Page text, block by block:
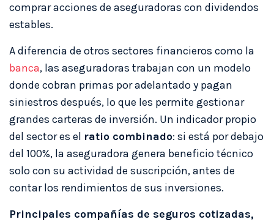
comprar acciones de aseguradoras con dividendos
estables.
A diferencia de otros sectores financieros como la
banca, las aseguradoras trabajan con un modelo
donde cobran primas por adelantado y pagan
siniestros después, lo que les permite gestionar
grandes carteras de inversión. Un indicador propio
del sector es el ratio combinado: si está por debajo
del 100%, la aseguradora genera beneficio técnico
solo con su actividad de suscripción, antes de
contar los rendimientos de sus inversiones.
Principales compañías de seguros cotizadas,